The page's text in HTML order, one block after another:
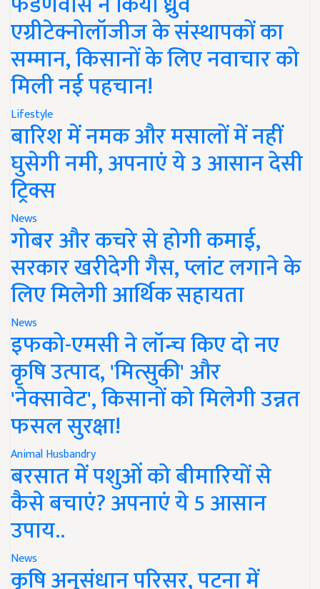
एग्रीटेक्नोलॉजीज के संस्थापकों का
सम्मान, किसानों के लिए नवाचार को
मिली नई पहचान!
Lifestyle
बारिश में नमक और मसालों में नहीं
घुसेगी नमी, अपनाएं ये 3 आसान देसी
ट्रिक्स
News
गोबर और कचरे से होगी कमाई,
सरकार खरीदेगी गैस, प्लांट लगाने के
लिए मिलेगी आर्थिक सहायता
News
इफको-एमसी ने लॉन्च किए दो नए
कृषि उत्पाद, 'मित्सुकी' और
'नेक्सावेट', किसानों को मिलेगी उन्नत
फसल सुरक्षा!
Animal Husbandry
बरसात में पशुओं को बीमारियों से
कैसे बचाएं? अपनाएं ये 5 आसान
उपाय..
News
कृषि अनुसंधान परिसर, पटना में